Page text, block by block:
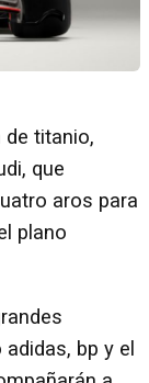
titanio,
que
aros para
plano
bp y el